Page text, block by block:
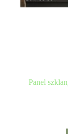
Panel